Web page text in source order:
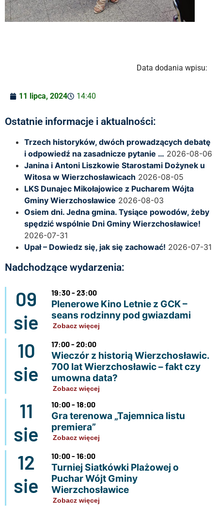
Data dodania wpisu:
11 lipca, 2024 14:40
Ostatnie informacje i aktualności:
Trzech historyków, dwóch prowadzących debatę
i odpowiedź na zasadnicze pytanie … 2026-08-06
Janina i Antoni Liszkowie Starostami Dożynek u
Witosa w Wierzchosławicach 2026-08-05
LKS Dunajec Mikołajowice z Pucharem Wójta
Gminy Wierzchosławice 2026-08-03
Osiem dni. Jedna gmina. Tysiące powodów, żeby
spędzić wspólnie Dni Gminy Wierzchosławice!
2026-07-31
Upał – Dowiedz się, jak się zachować! 2026-07-31
Nadchodzące wydarzenia:
09
sie
19:30 - 23:00
Plenerowe Kino Letnie z GCK –
seans rodzinny pod gwiazdami
Zobacz więcej
10
sie
17:00 - 20:00
Wieczór z historią Wierzchosławic.
700 lat Wierzchosławic – fakt czy
umowna data?
Zobacz więcej
11
sie
10:00 - 18:00
Gra terenowa „Tajemnica listu
premiera”
Zobacz więcej
12
sie
10:00 - 16:00
Turniej Siatkówki Plażowej o
Puchar Wójt Gminy
Wierzchosławice
Zobacz więcej